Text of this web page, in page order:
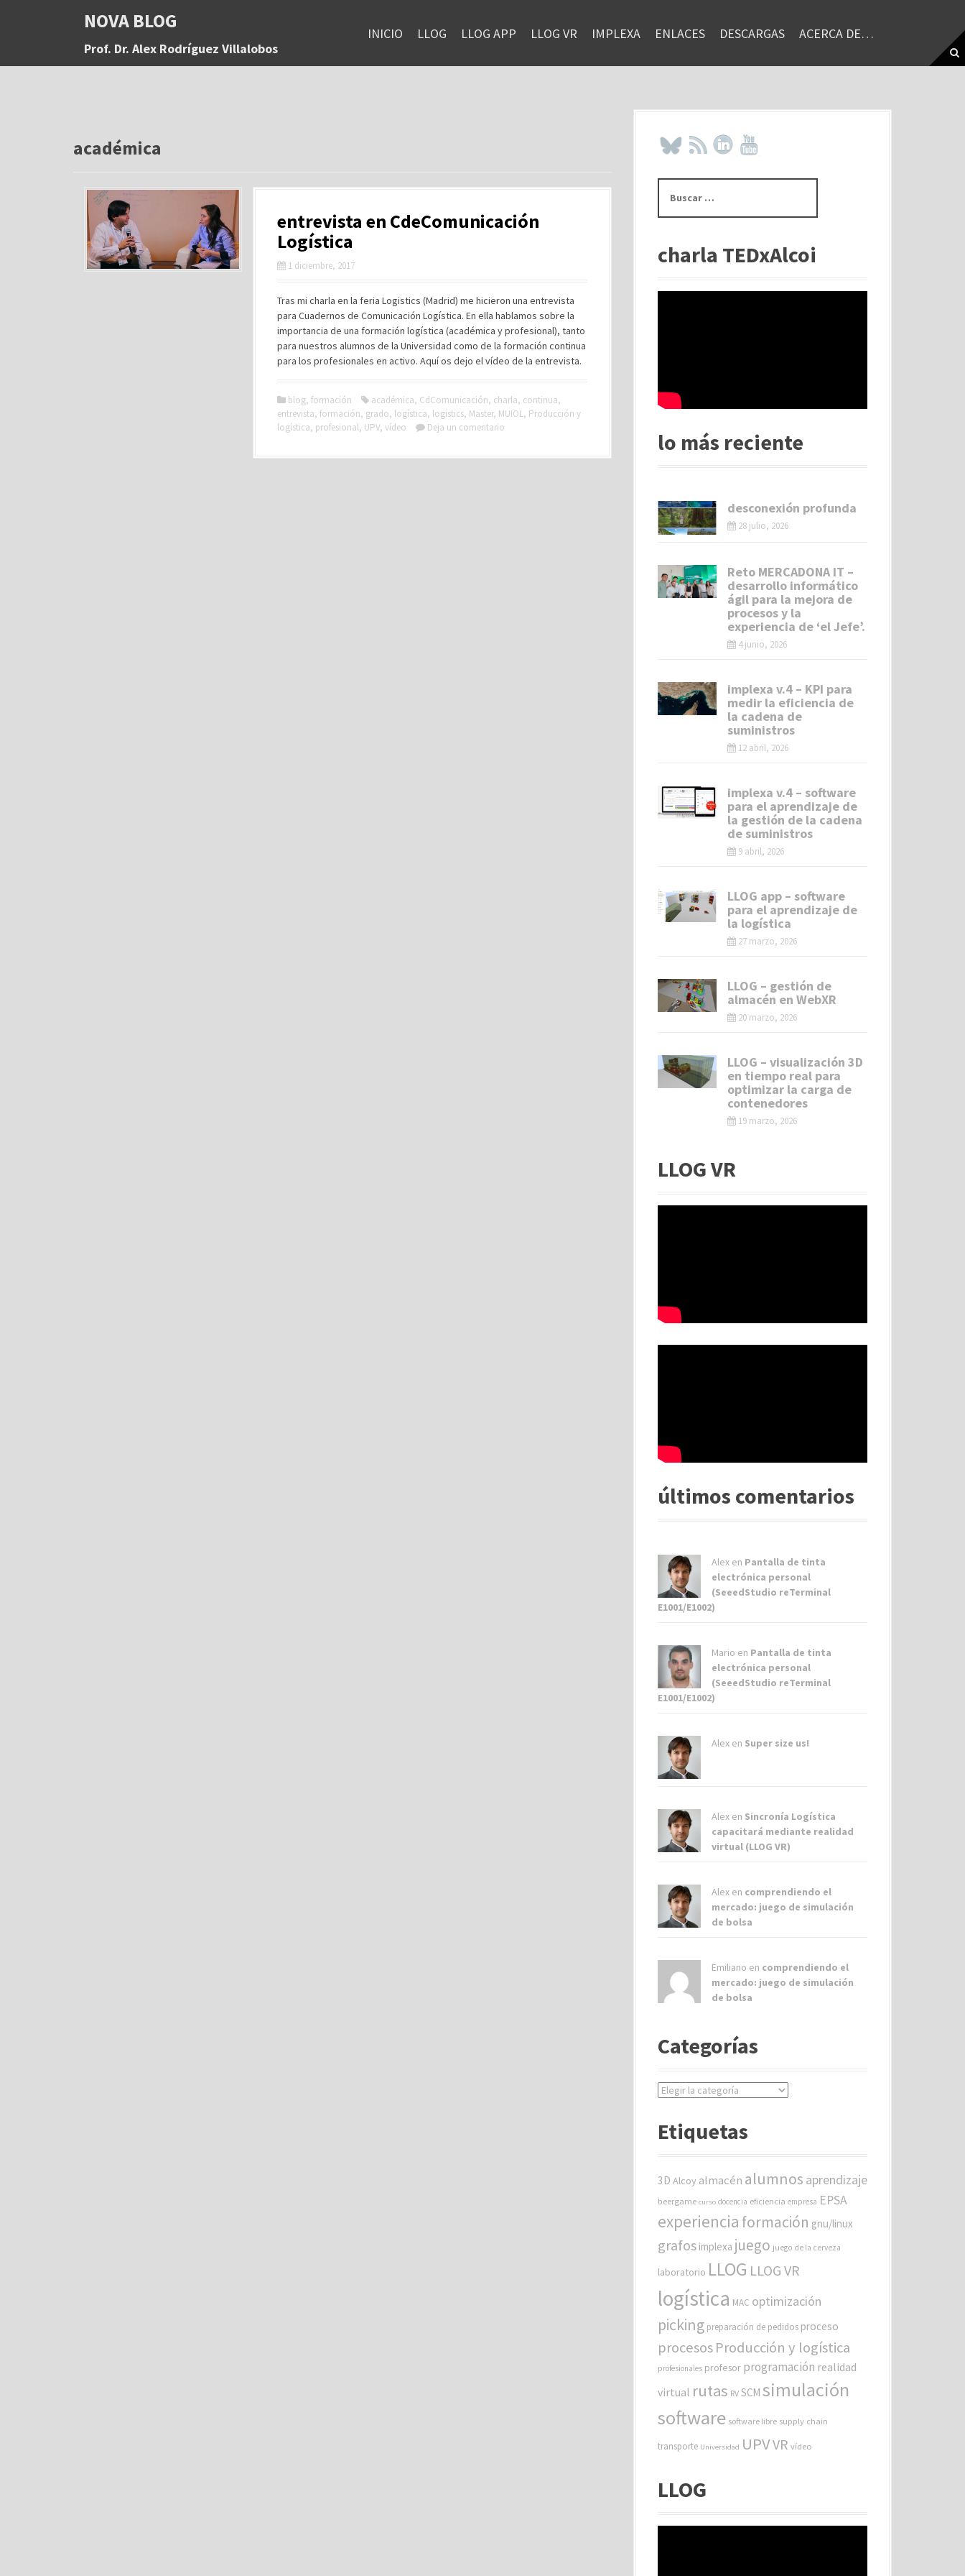
a
NOVA BLOG
Prof. Dr. Alex Rodríguez Villalobos
INICIO LLOG LLOG APP LLOG VR IMPLEXA ENLACES DESCARGAS ACERCA DE…
académica
entrevista en CdeComunicación
Logística
1 diciembre, 2017
Tras mi charla en la feria Logistics (Madrid) me hicieron una entrevista
para Cuadernos de Comunicación Logística. En ella hablamos sobre la
importancia de una formación logística (académica y profesional), tanto
para nuestros alumnos de la Universidad como de la formación continua
para los profesionales en activo. Aquí os dejo el vídeo de la entrevista.
blog, formación académica, CdComunicación, charla, continua,
entrevista, formación, grado, logística, logistics, Master, MUIOL, Producción y
logística, profesional, UPV, vídeo Deja un comentario
s
rcharla TEDxAlcoi
lo más reciente
desconexión profunda
28 julio, 2026
Reto MERCADONA IT –
desarrollo informático
ágil para la mejora de
procesos y la
experiencia de ‘el Jefe’.
4 junio, 2026
implexa v.4 – KPI para
medir la eficiencia de
la cadena de
suministros
12 abril, 2026
implexa v.4 – software
para el aprendizaje de
la gestión de la cadena
de suministros
9 abril, 2026
LLOG app – software
para el aprendizaje de
la logística
27 marzo, 2026
LLOG – gestión de
almacén en WebXR
20 marzo, 2026
LLOG – visualización 3D
en tiempo real para
optimizar la carga de
contenedores
19 marzo, 2026
LLOG VR
últimos comentarios
Alex en Pantalla de tinta
electrónica personal
(SeeedStudio reTerminal
E1001/E1002)
Mario en Pantalla de tinta
electrónica personal
(SeeedStudio reTerminal
E1001/E1002)
Alex en Super size us!
Alex en Sincronía Logística
capacitará mediante realidad
virtual (LLOG VR)
Alex en comprendiendo el
mercado: juego de simulación
de bolsa
Emiliano en comprendiendo el
mercado: juego de simulación
de bolsa
Categorías
C
e
r
s
Etiquetas
3D Alcoy almacén alumnos aprendizaje
beergame curso docencia eficiencia empresa EPSA
experiencia formación gnu/linux
grafos implexa juego juego de la cerveza
laboratorio LLOG LLOG VR
logística MAC optimización
picking preparación de pedidos proceso
procesosProducción y logística
profesionales profesor programación realidad
virtual rutas RV SCM simulación
software software libre supply chain
transporte Universidad UPVVR vídeo
LLOG